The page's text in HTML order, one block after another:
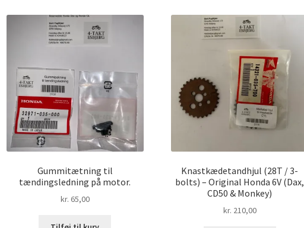
Gummitætning til
tændingsledning på motor.
kr. 65,00
Knastkædetandhjul (28T / 3-
bolts) – Original Honda 6V (Dax,
CD50 & Monkey)
kr. 210,00